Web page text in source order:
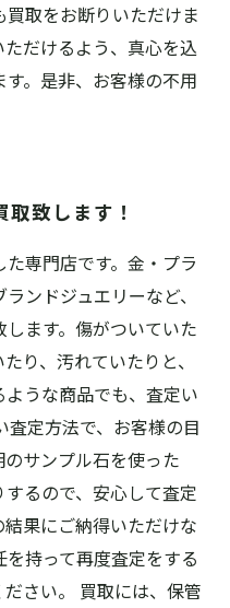
取をお断りいただけま
だけるよう、真心を込
。是非、お客様の不用
致します！
専門店です。金・プラ
ンドジュエリーなど、
ます。傷がついていた
り、汚れていたりと、
うな商品でも、査定い
査定方法で、お客様の目
サンプル石を使った
るので、安心して査定
果にご納得いただけな
持って再度査定をする
さい。 買取には、保管